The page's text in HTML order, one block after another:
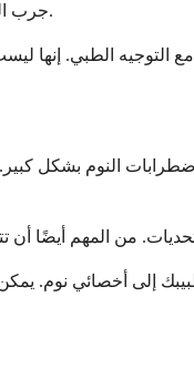
جرب النشاط البدني الخفيف خلال النهار، والذي يمكن أن يساعد في تنظيم دورة النوم والاستيقاظ وتقليل القلق ليلاً.
النوم بشكل
إلى أخصائي نوم.